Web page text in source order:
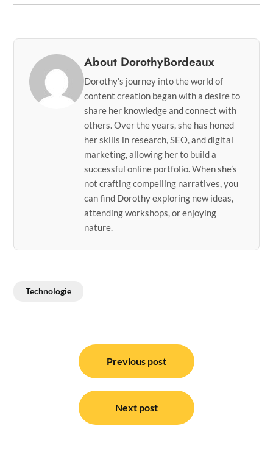
About DorothyBordeaux
Dorothy's journey into the world of
content creation began with a desire to
share her knowledge and connect with
others. Over the years, she has honed
her skills in research, SEO, and digital
marketing, allowing her to build a
successful online portfolio. When she’s
not crafting compelling narratives, you
can find Dorothy exploring new ideas,
attending workshops, or enjoying
nature.
Technologie
navigation
Previous post
Next post